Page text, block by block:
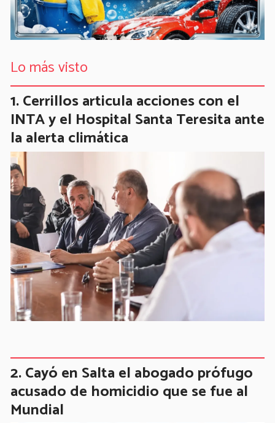
Lo más visto
Cerrillos articula acciones con el
INTA y el Hospital Santa Teresita ante
la alerta climática
Cayó en Salta el abogado prófugo
acusado de homicidio que se fue al
Mundial